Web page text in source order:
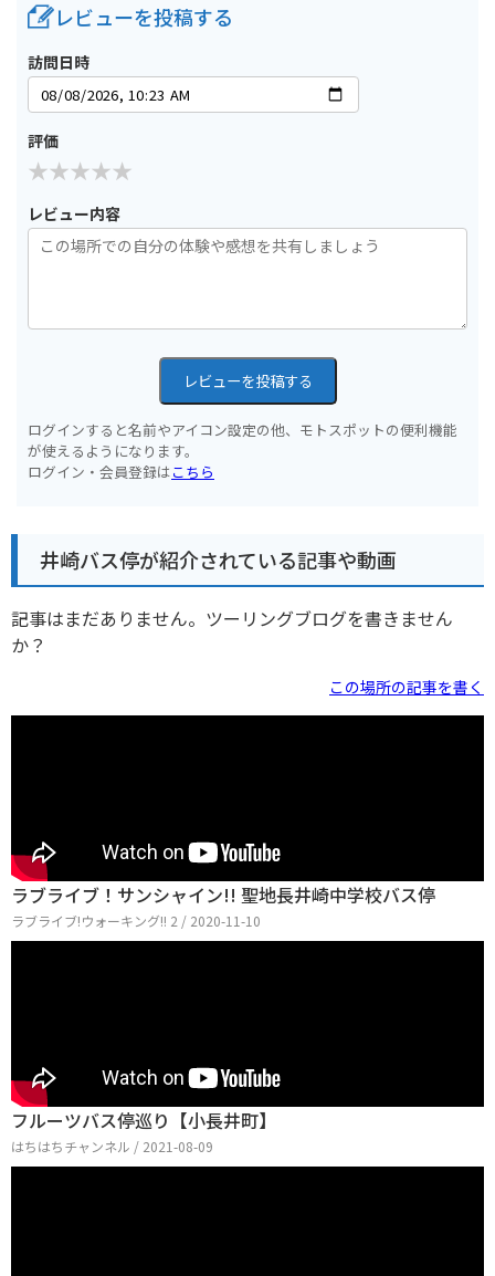
レビューを投稿する
訪問日時
評価
レビュー内容
レビューを投稿する
ログインすると名前やアイコン設定の他、モトスポットの便利機能
が使えるようになります。
ログイン・会員登録はこちら
井崎バス停が紹介されている記事や動画
記事はまだありません。ツーリングブログを書きません
か？
この場所の記事を書く
ラブライブ！サンシャイン!! 聖地長井崎中学校バス停
ラブライブ!ウォーキング!! 2 / 2020-11-10
フルーツバス停巡り【小長井町】
はちはちチャンネル / 2021-08-09